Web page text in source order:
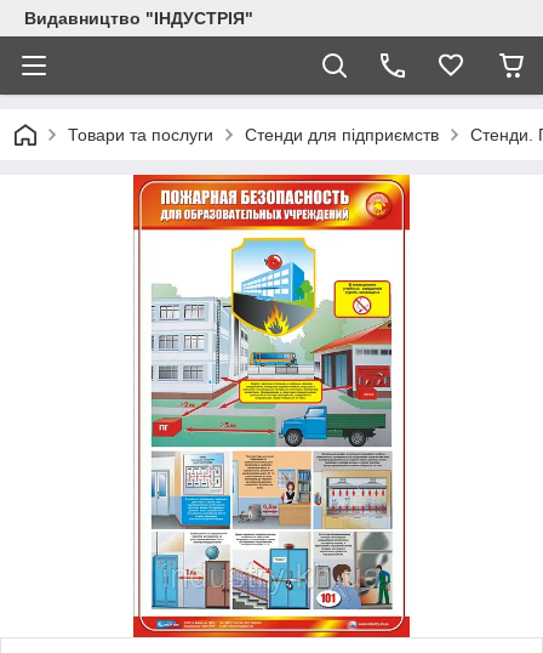
Видавництво "ІНДУСТРІЯ"
Товари та послуги Стенди для підприємств Стенди.